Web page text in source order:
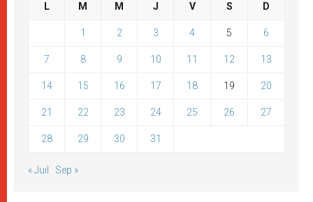
L M M J V S D
1 2 3 4 5 6
7 8 9 10 11 12 13
14 15 16 17 18 19 20
21 22 23 24 25 26 27
28 29 30 31
« Juil Sep »